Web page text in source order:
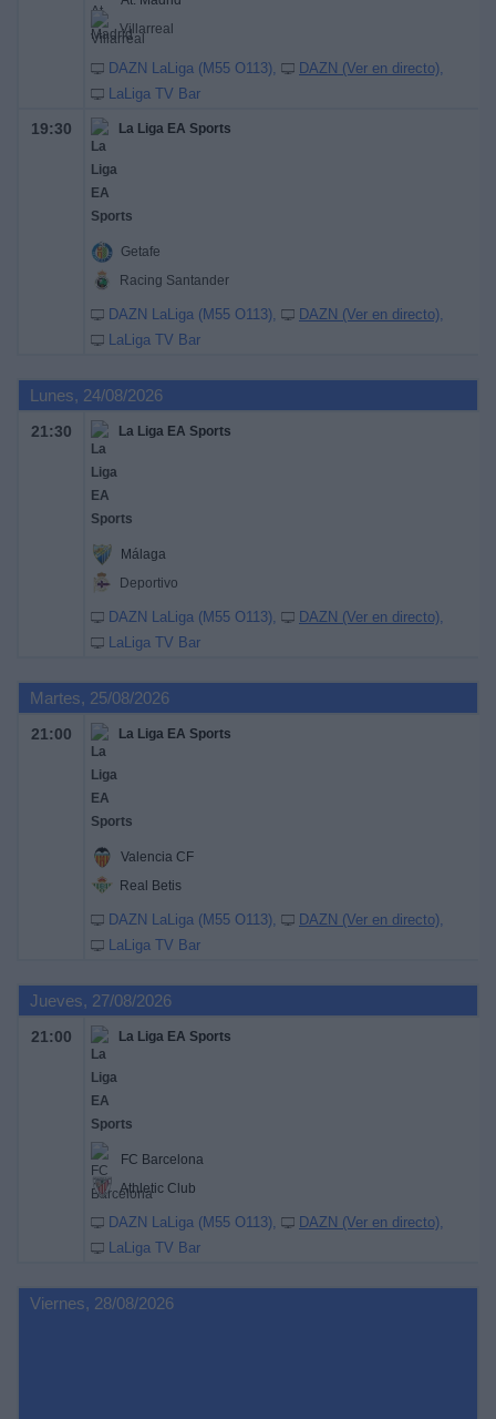
Villarreal
DAZN LaLiga (M55 O113)
DAZN (Ver en directo)
LaLiga TV Bar
19:30 La Liga EA Sports
Getafe
Racing Santander
DAZN LaLiga (M55 O113)
DAZN (Ver en directo)
LaLiga TV Bar
Lunes, 24/08/2026
21:30 La Liga EA Sports
Málaga
Deportivo
DAZN LaLiga (M55 O113)
DAZN (Ver en directo)
LaLiga TV Bar
Martes, 25/08/2026
21:00 La Liga EA Sports
Valencia CF
Real Betis
DAZN LaLiga (M55 O113)
DAZN (Ver en directo)
LaLiga TV Bar
Jueves, 27/08/2026
21:00 La Liga EA Sports
FC Barcelona
Athletic Club
DAZN LaLiga (M55 O113)
DAZN (Ver en directo)
LaLiga TV Bar
Viernes, 28/08/2026